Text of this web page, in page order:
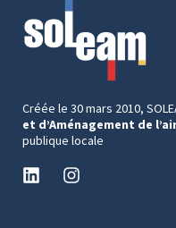
Créée le 30 mars 2010,
et d’Aménagement de
publique locale